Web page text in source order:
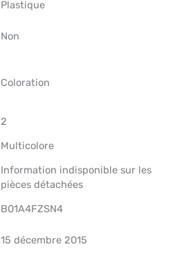
‎Plastique
‎Non
‎Coloration
‎2
‎Multicolore
‎Information indisponible sur les
pièces détachées
B01A4FZSN4
15 décembre 2015